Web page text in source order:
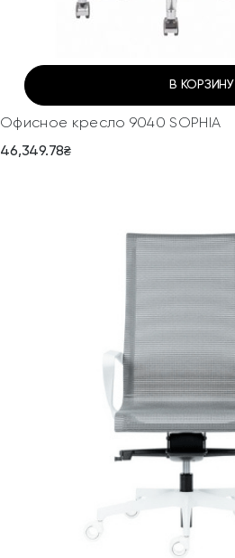
В КОРЗИНУ
Офисное кресло 9040 SOPHIA
46,349.78₴